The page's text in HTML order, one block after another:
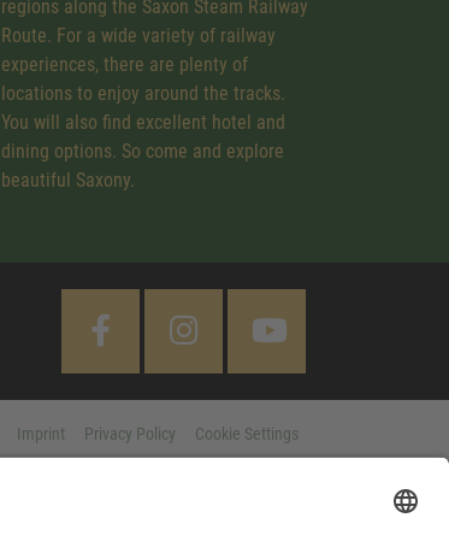
regions along the Saxon Steam Railway
Route. For a wide variety of railway
experiences, there are plenty of
locations to enjoy around the tracks.
You will also find excellent hotel and
dining options. So come and explore
beautiful Saxony.
Imprint Privacy Policy Cookie Settings